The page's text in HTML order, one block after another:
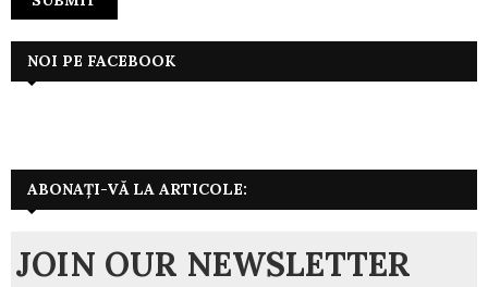
NOI PE FACEBOOK
ABONAȚI-VĂ LA ARTICOLE:
JOIN OUR NEWSLETTER